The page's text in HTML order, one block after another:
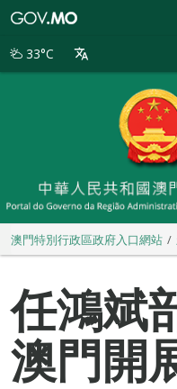
別
33°C
澳門特別行政區政府入口網站
任鴻斌
澳門開